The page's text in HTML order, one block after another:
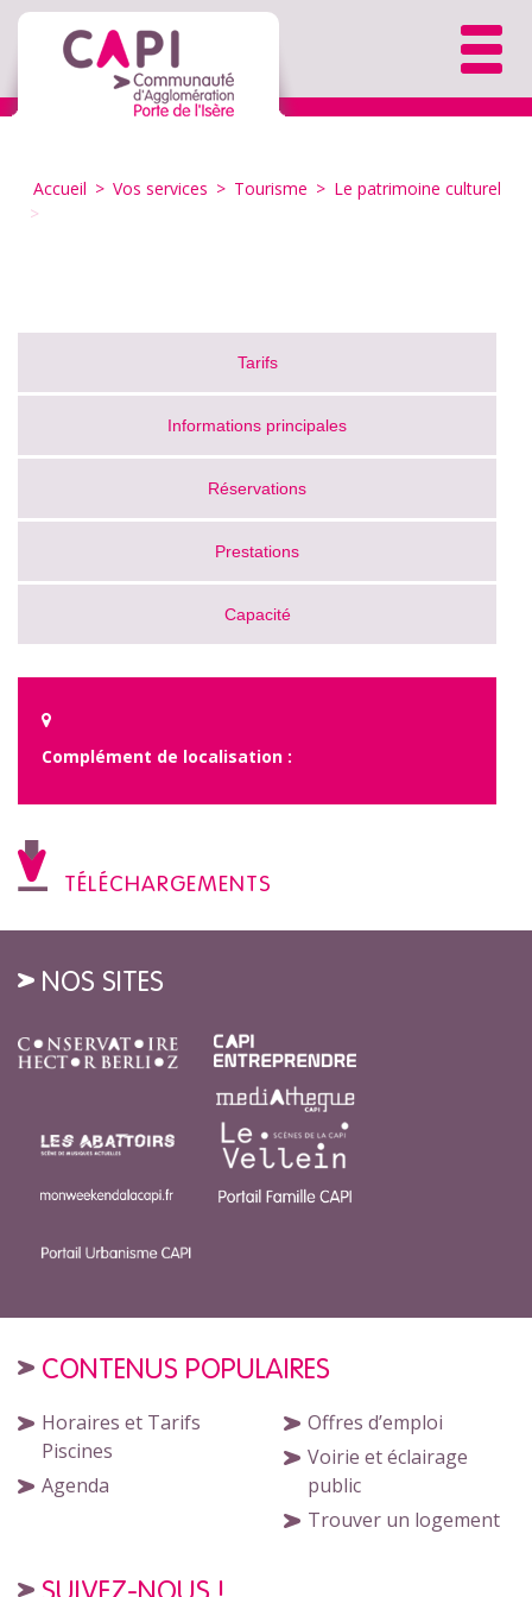
Accueil > Vos services > Tourisme > Le patrimoine culturel
>
Tarifs
Informations principales
Réservations
Prestations
Capacité
Complément de localisation :
TÉLÉCHARGEMENTS
NOS SITES
CONTENUS POPULAIRES
Horaires et Tarifs
Piscines
Agenda
Offres d’emploi
Voirie et éclairage
public
Trouver un logement